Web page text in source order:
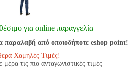
για online παραγγελία
παραλαβή από οποιοδήποτε eshop point!
Χαμηλές Τιμές!
τις πιο ανταγωνιστικές τιμές